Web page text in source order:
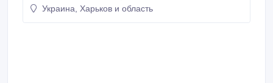
дней. Компания "ПаноРама" Т. 063-888-02-75, 096-
Украина, Харьков и область